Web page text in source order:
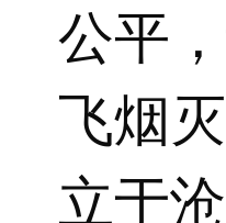
公平
飞烟
立于